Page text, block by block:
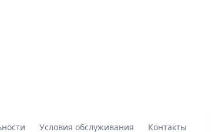
Условия обслуживания Контакты